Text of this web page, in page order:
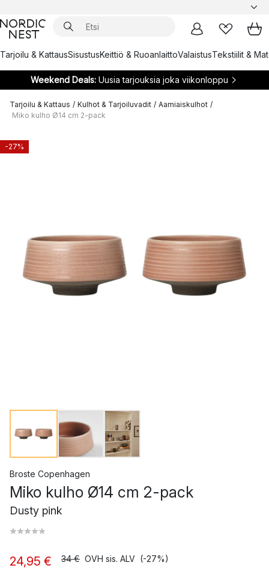
Tarjoilu & KattausSisustusKeittiö & RuoanlaittoValaistusTekstiilit &
Weekend Deals:Uusia tarjouksia joka viikonloppu
Tarjoilu & Kattaus / Kulhot & Tarjoiluvadit / Aamiaiskulhot /
Miko kulho Ø14 cm 2-pack
-27%
Broste Copenhagen
Miko kulho Ø14 cm 2-pack
Dusty pink
24,95 € 34 € OVH sis. ALV (-27%)